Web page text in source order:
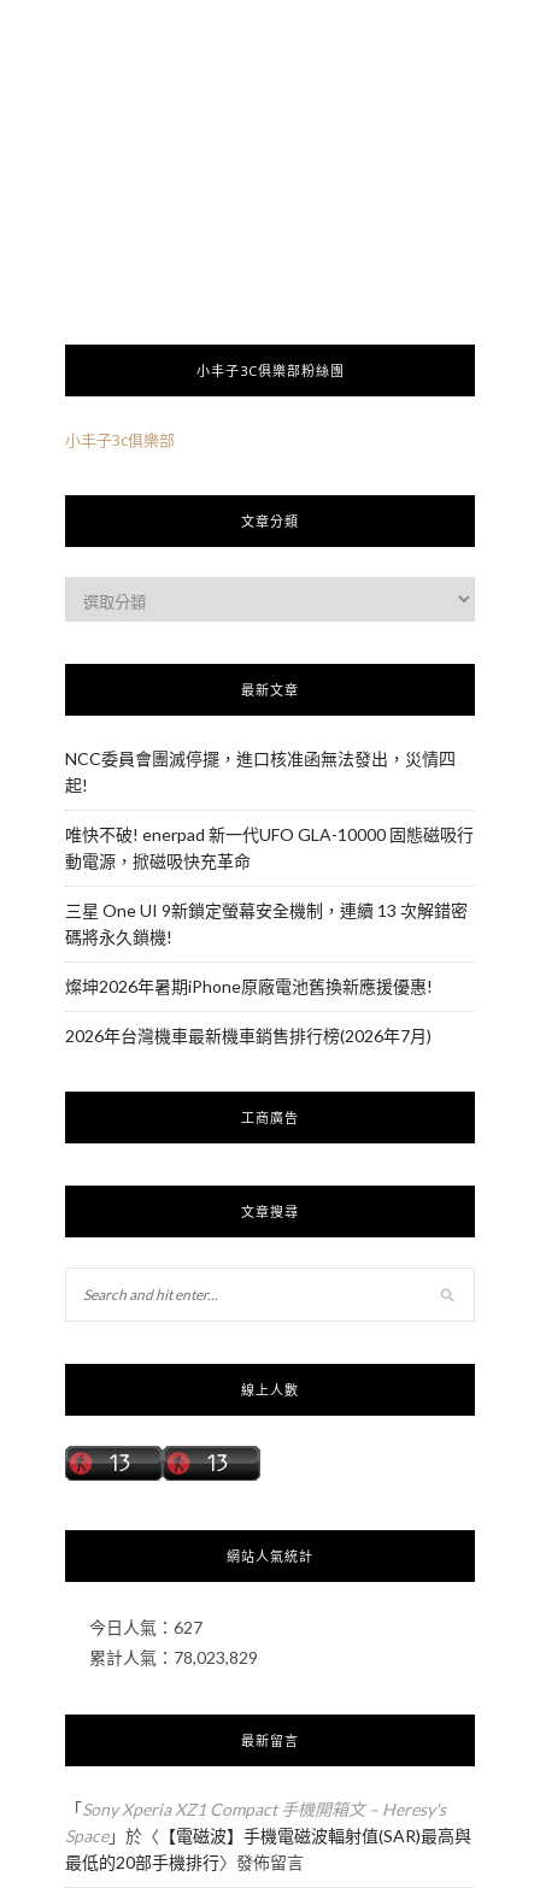
小丰子3C俱樂部粉絲團
小丰子3c俱樂部
文章分類
最新文章
NCC委員會團滅停擺，進口核准函無法發出，災情四
起!
唯快不破! enerpad 新一代UFO GLA-10000 固態磁吸行
動電源，掀磁吸快充革命
三星 One UI 9新鎖定螢幕安全機制，連續 13 次解錯密
碼將永久鎖機!
燦坤2026年暑期iPhone原廠電池舊換新應援優惠!
2026年台灣機車最新機車銷售排行榜(2026年7月)
工商廣告
文章搜尋
線上人數
網站人氣統計
今日人氣： 627
累計人氣： 78,023,829
最新留言
「Sony Xperia XZ1 Compact 手機開箱文 – Heresy's
Space」於〈 【電磁波】手機電磁波輻射值(SAR)最高與
最低的20部手機排行〉發佈留言